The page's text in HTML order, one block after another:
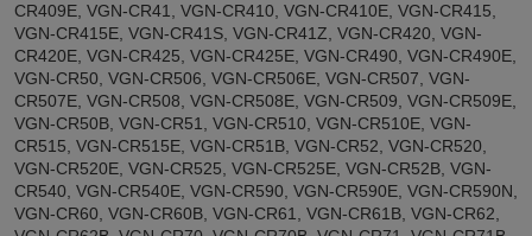
CR409E, VGN-CR41, VGN-CR410, VGN-CR410E, VGN-CR415,
VGN-CR415E, VGN-CR41S, VGN-CR41Z, VGN-CR420, VGN-
CR420E, VGN-CR425, VGN-CR425E, VGN-CR490, VGN-CR490E,
VGN-CR50, VGN-CR506, VGN-CR506E, VGN-CR507, VGN-
CR507E, VGN-CR508, VGN-CR508E, VGN-CR509, VGN-CR509E,
VGN-CR50B, VGN-CR51, VGN-CR510, VGN-CR510E, VGN-
CR515, VGN-CR515E, VGN-CR51B, VGN-CR52, VGN-CR520,
VGN-CR520E, VGN-CR525, VGN-CR525E, VGN-CR52B, VGN-
CR540, VGN-CR540E, VGN-CR590, VGN-CR590E, VGN-CR590N,
VGN-CR60, VGN-CR60B, VGN-CR61, VGN-CR61B, VGN-CR62,